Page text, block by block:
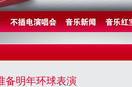
备明年环球表演